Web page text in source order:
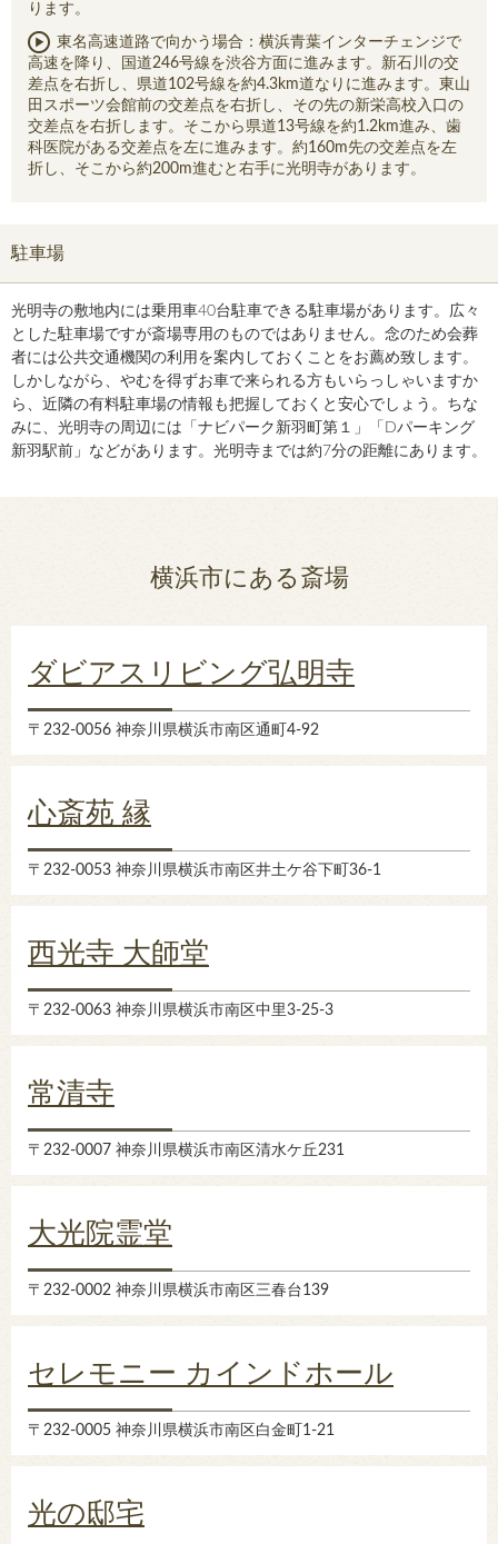
ります。
東名高速道路で向かう場合：横浜青葉インターチェンジで
高速を降り、国道246号線を渋谷方面に進みます。新石川の交
差点を右折し、県道102号線を約4.3km道なりに進みます。東山
田スポーツ会館前の交差点を右折し、その先の新栄高校入口の
交差点を右折します。そこから県道13号線を約1.2km進み、歯
科医院がある交差点を左に進みます。約160m先の交差点を左
折し、そこから約200m進むと右手に光明寺があります。
駐車場
光明寺の敷地内には乗用車40台駐車できる駐車場があります。広々
とした駐車場ですが斎場専用のものではありません。念のため会葬
者には公共交通機関の利用を案内しておくことをお薦め致します。
しかしながら、やむを得ずお車で来られる方もいらっしゃいますか
ら、近隣の有料駐車場の情報も把握しておくと安心でしょう。ちな
みに、光明寺の周辺には「ナビパーク新羽町第１」「Dパーキング
新羽駅前」などがあります。光明寺までは約7分の距離にあります。
横浜市にある斎場
ダビアスリビング弘明寺
〒232-0056 神奈川県横浜市南区通町4-92
心斎苑 縁
〒232-0053 神奈川県横浜市南区井土ケ谷下町36-1
西光寺 大師堂
〒232-0063 神奈川県横浜市南区中里3-25-3
常清寺
〒232-0007 神奈川県横浜市南区清水ケ丘231
大光院霊堂
〒232-0002 神奈川県横浜市南区三春台139
セレモニー カインドホール
〒232-0005 神奈川県横浜市南区白金町1-21
光の邸宅